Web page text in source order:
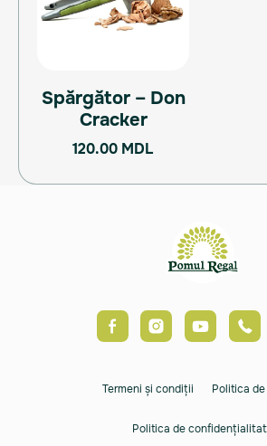
Spărgător – Don
Cracker
120.00 MDL
Termeni și condiții Politica
Politica de